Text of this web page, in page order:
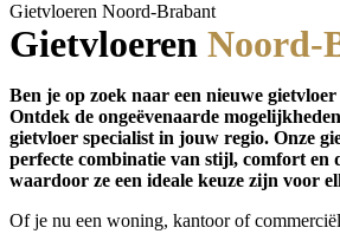
Gietvloeren Noord-Brabant
Gietvloeren Noord-
Ben je op zoek naar een nieuwe
Ontdek de ongeëvenaarde
gietvloer specialist in jouw regio. Onze
perfecte combinatie van stijl, comfort en
waardoor ze een ideale keuze zijn voor
Of je nu een woning, kantoor of